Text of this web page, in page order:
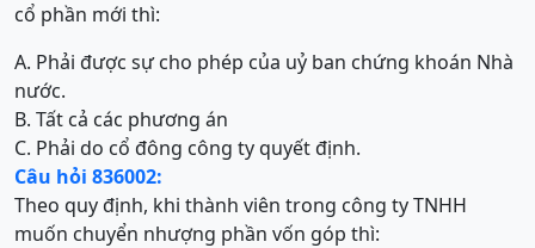
cổ phần mới thì:
A. Phải được sự cho phép của uỷ ban chứng khoán Nhà
nước.
B. Tất cả các phương án
C. Phải do cổ đông công ty quyết định.
Câu hỏi 836002:
Theo quy định, khi thành viên trong công ty TNHH
muốn chuyển nhượng phần vốn góp thì: